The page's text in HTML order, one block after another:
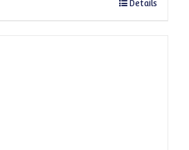
Dieses Produkt weist mehrere Varianten
Details